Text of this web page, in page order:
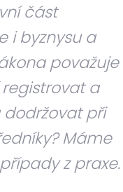
část
i byznysu a
považuje
registrovat a
při
Máme
z praxe.